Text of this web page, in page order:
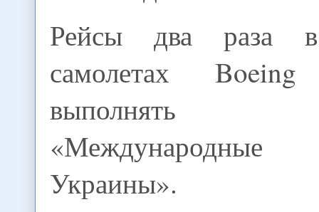
Рейсы два раза
самолетах
выполнять
Украины».